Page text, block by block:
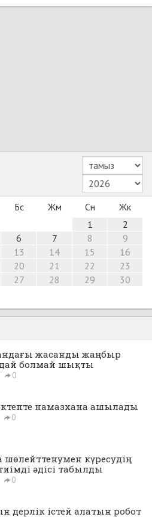
Бс Жм Сн
Жк
1
2
6 7 8
9
13 14 15
16
20 21 22
23
27 28 29
30
жасанды жаңбыр
болмай шықты
0
намазхана ашылады
0
күресудің
әдісі табылды
0
дерлік істей алатын робот